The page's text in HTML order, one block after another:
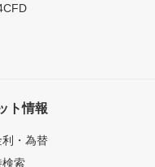
ト情報
・為替
検索